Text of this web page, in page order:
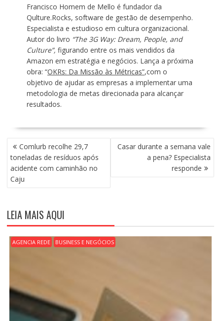
Francisco Homem de Mello é fundador da
Qulture.Rocks, software de gestão de desempenho.
Especialista e estudioso em cultura organizacional.
Autor do livro “The 3G Way: Dream, People, and
Culture”, figurando entre os mais vendidos da
Amazon em estratégia e negócios. Lança a próxima
obra: “OKRs: Da Missão às Métricas”,com o
objetivo de ajudar as empresas a implementar uma
metodologia de metas direcionada para alcançar
resultados.
N
A
V
E
G
Ç
Ã
O
D
S
T
Comlurb recolhe 29,7
toneladas de resíduos após
acidente com caminhão no
Caju
Casar durante a semana vale
a pena? Especialista
responde
LEIA MAIS AQUI
AGENCIA REDE BUSINESS E NEGÓCIOS